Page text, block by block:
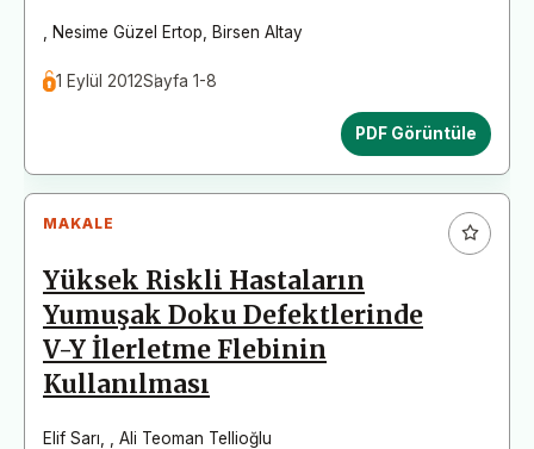
Nesime Güzel Ertop Birsen Altay
1 Eylül 2012Sayfa 1-8
PDF Görüntüle
MAKALE
Yüksek Riskli Hastaların
Yumuşak Doku Defektlerinde
V-Y İlerletme Flebinin
Kullanılması
Elif Sarı Ali Teoman Tellioğlu